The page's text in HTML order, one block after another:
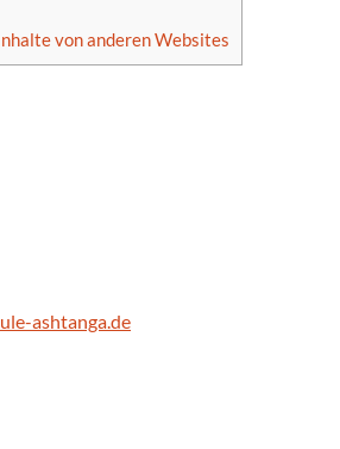
von anderen Websites
ashtanga.de